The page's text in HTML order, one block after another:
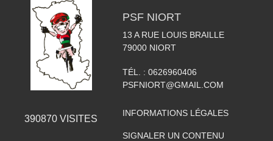
390870 VISITES
PSF NIORT
13 A RUE LOUIS BRAILLE
79000 NIORT
TÉL. : 0626960406
PSFNIORT@GMAIL.COM
INFORMATIONS LÉGALES
SIGNALER UN CONTENU